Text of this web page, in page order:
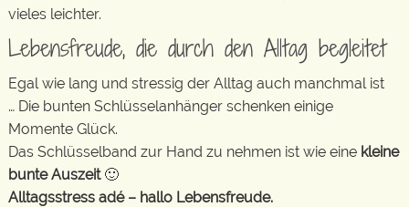
vieles leichter.
Lebensfreude, die durch den Alltag begleitet
Egal wie lang und stressig der Alltag auch manchmal ist
… Die bunten Schlüsselanhänger schenken einige
Momente Glück.
Das Schlüsselband zur Hand zu nehmen ist wie eine kleine
bunte Auszeit🙂
Alltagsstress adé – hallo Lebensfreude.